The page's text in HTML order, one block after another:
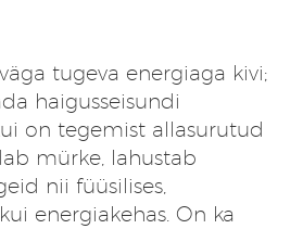
tugeva energiaga kivi;
haigusseisundi
on tegemist allasurutud
mürke, lahustab
nii füüsilises,
energiakehas. On ka